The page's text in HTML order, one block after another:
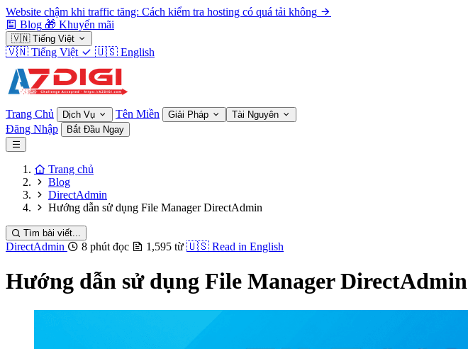
Website chậm khi traffic tăng: Cách kiểm tra hosting có quá tải không
Blog 🎁 Khuyến mãi
🇻🇳 Tiếng Việt
🇻🇳 Tiếng Việt 🇺🇸 English
Trang Chủ Dịch Vụ Tên Miền Giải Pháp Tài Nguyên
Đăng Nhập Bắt Đầu Ngay
Trang chủ
Blog
DirectAdmin
Hướng dẫn sử dụng File Manager DirectAdmin
Tìm bài viết...
DirectAdmin 8 phút đọc 1,595 từ 🇺🇸 Read in English
Hướng dẫn sử dụng File Manager DirectAdmin